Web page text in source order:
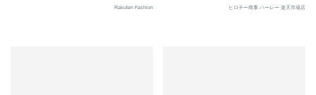
Rakuten Fashion ヒロチー商事 ハーレー 楽天市場店